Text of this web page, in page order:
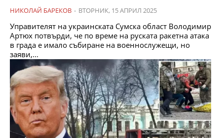
НИКОЛАЙ БАРЕКОВ - ВТОРНИК, 15 АПРИЛ 2025
Управителят на украинската Сумска област Володимир
Артюх потвърди, че по време на руската ракетна атака
в града е имало събиране на военнослужещи, но
заяви,...